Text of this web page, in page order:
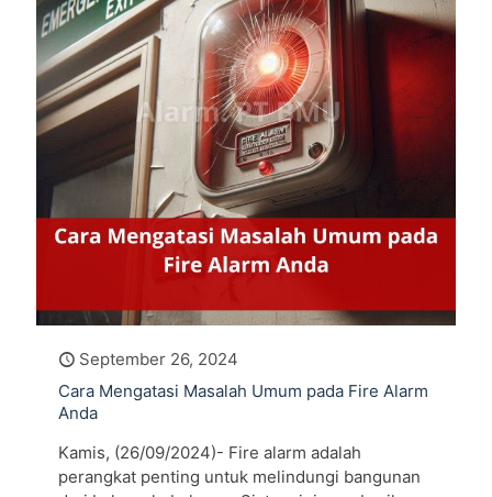
September 26, 2024
Cara Mengatasi Masalah Umum pada Fire Alarm
Anda
Kamis, (26/09/2024)- Fire alarm adalah
perangkat penting untuk melindungi bangunan